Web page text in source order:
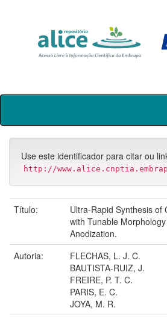
Skip
Use este identificador para citar ou
http://
Título:
Ultra-Rapid Synthesis of
with Tunable
Anodization.
Autoria:
FLECHAS, L. J. C.
BAUTISTA-RUIZ, J.
FREIRE, P. T. C.
PARIS, E. C.
JOYA, M. R.